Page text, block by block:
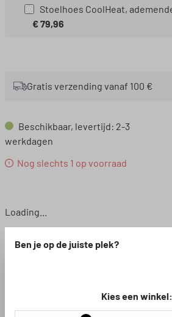
€ 79,96
Gratis verzending vanaf 100 €
Beschikbaar, levertijd: 2-3
werkdagen
Nog slechts 1 op voorraad
Loading...
BESCHIKBARE DOWNLOADS
Ben je op de juiste plek?
Kies een winkel: